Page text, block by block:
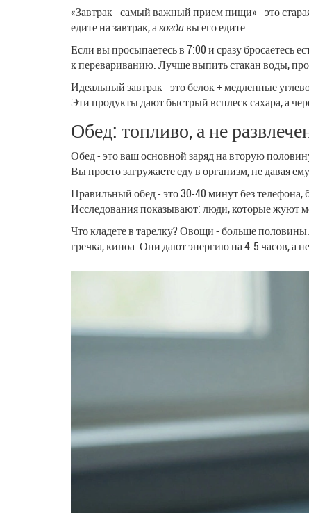
«Завтрак - самый важный прием пищи» - это
едите на завтрак, акогдавы его едите.
Если вы просыпаетесь в 7:00 и сразу бросаетесь
к перевариванию. Лучше выпить стакан воды,
Идеальный завтрак - это белок + медленные
Эти продукты дают быстрый всплеск сахара, а
Обед: топливо, а не
Обед - это ваш основной заряд на вторую
Вы просто загружаете еду в организм, не давая
Правильный обед - это 30-40 минут без
Исследования показывают: люди, которые жуют
Что кладете в тарелку? Овощи - больше
гречка, киноа. Они дают энергию на 4-5 часов, а